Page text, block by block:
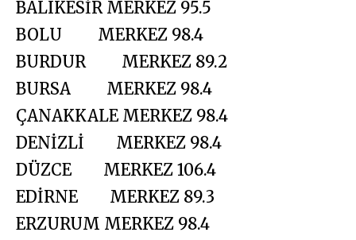
BALIKESİR MERKEZ 95.5
BOLU MERKEZ 98.4
BURDUR MERKEZ 89.2
BURSA MERKEZ 98.4
ÇANAKKALE MERKEZ 98.4
DENİZLİ MERKEZ 98.4
DÜZCE MERKEZ 106.4
EDİRNE MERKEZ 89.3
ERZURUM MERKEZ 98.4